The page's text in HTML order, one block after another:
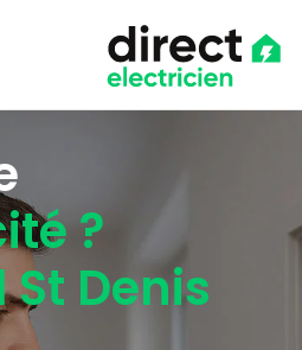
?
St Denis